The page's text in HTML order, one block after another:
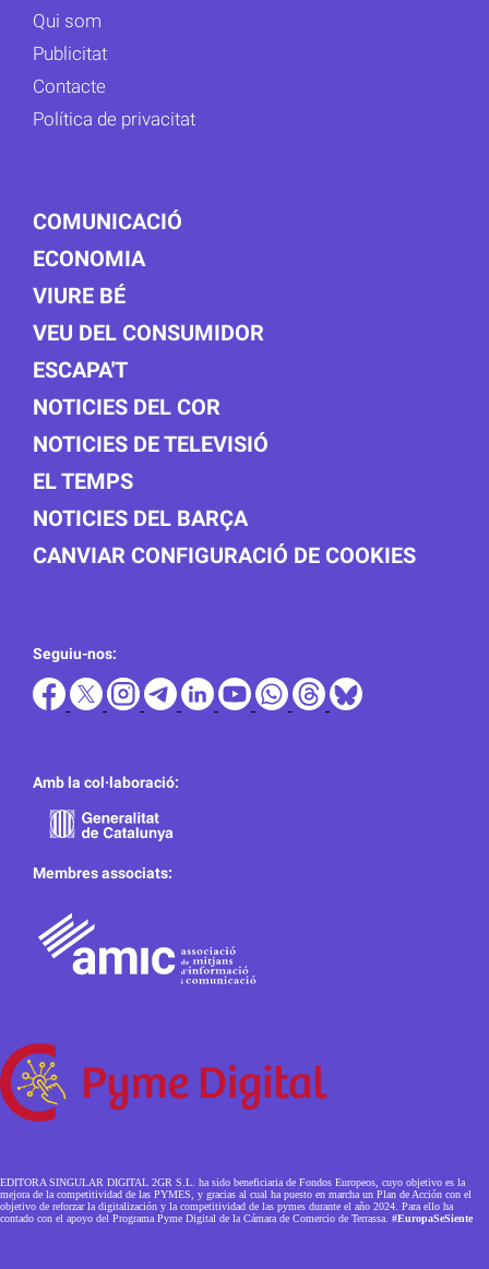
Qui som
Publicitat
Contacte
Política de privacitat
COMUNICACIÓ
ECONOMIA
VIURE BÉ
VEU DEL CONSUMIDOR
ESCAPA'T
NOTICIES DEL COR
NOTICIES DE TELEVISIÓ
EL TEMPS
NOTICIES DEL BARÇA
CANVIAR CONFIGURACIÓ DE COOKIES
Seguiu-nos:
Amb la col·laboració:
Membres associats:
EDITORA SINGULAR DIGITAL 2GR S.L. ha sido beneficiaria de Fondos Europeos, cuyo objetivo es la
mejora de la competitividad de las PYMES, y gracias al cual ha puesto en marcha un Plan de Acción con el
objetivo de reforzar la digitalización y la competitividad de las pymes durante el año 2024. Para ello ha
contado con el apoyo del Programa Pyme Digital de la Cámara de Comercio de Terrassa. #EuropaSeSiente